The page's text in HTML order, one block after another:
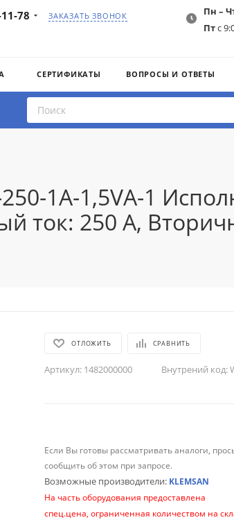
78 ЗАКАЗАТЬ ЗВОНОК Пн –
Птс
СЕРТИФИКАТЫ ВОПРОСЫ И ОТВЕТЫ
1A-1,5VA-1
ток: 250 A,
ОТЛОЖИТЬ СРАВНИТЬ
Артикул: 1482000000 Внутрений код:
Если Вы готовы рассматривать аналоги,
сообщить об этом при запросе.
Возможные производители: KLEMSAN
На часть оборудования предоставлена
спец.цена, ограниченная количеством на